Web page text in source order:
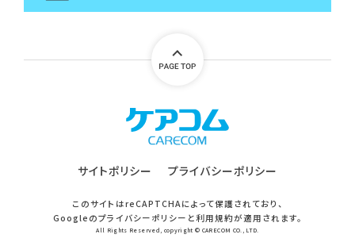
サイトポリシー プライバシーポリシー
このサイトはreCAPTCHAによって保護されており、
Googleのプライバシーポリシー と利用規約が適用されます。
All Rights Reserved, copyright © CARECOM CO., LTD.